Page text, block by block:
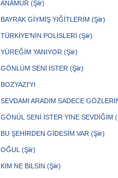
ANAMUR (Şiir)
BAYRAK GİYMİŞ YİĞİTLERİM (Şiir)
TÜRKİYE'NİN POLİSLERİ (Şiir)
YÜREĞİM YANIYOR (Şiir)
GÖNLÜM SENİ İSTER (Şiir)
BOZYAZI'YI
SEVDAMI ARADIM SADECE
GÖNÜL SENİ İSTER YİNE SEVDİĞİM
BU ŞEHİRDEN GİDESİM VAR (Şiir)
OĞUL (Şiir)
KİM NE BİLSİN (Şiir)